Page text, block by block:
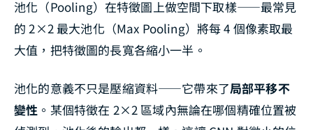
池化（Pooling）在特徵圖上做空間下取樣——最常見
的 2×2 最大池化（Max Pooling）將每 4 個像素取最
大值，把特徵圖的長寬各縮小一半。
池化的意義不只是壓縮資料——它帶來了局部平移不
變性 。某個特徵在 2×2 區域內無論在哪個精確位置被